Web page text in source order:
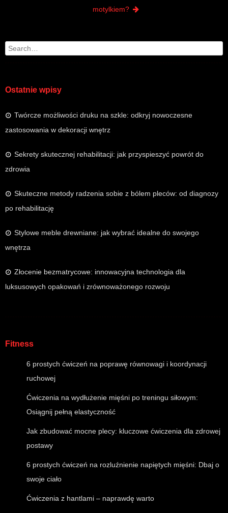
Search
Ostatnie wpisy
Twórcze możliwości druku na szkle: odkryj nowoczesne
zastosowania w dekoracji wnętrz
Sekrety skutecznej rehabilitacji: jak przyspieszyć powrót do
zdrowia
Skuteczne metody radzenia sobie z bólem pleców: od diagnozy
po rehabilitację
Stylowe meble drewniane: jak wybrać idealne do swojego
wnętrza
Złocenie bezmatrycowe: innowacyjna technologia dla
luksusowych opakowań i zrównoważonego rozwoju
Fitness
6 prostych ćwiczeń na poprawę równowagi i koordynacji
ruchowej
Ćwiczenia na wydłużenie mięśni po treningu siłowym:
Osiągnij pełną elastyczność
Jak zbudować mocne plecy: kluczowe ćwiczenia dla zdrowej
postawy
6 prostych ćwiczeń na rozluźnienie napiętych mięśni: Dbaj o
swoje ciało
Ćwiczenia z hantlami – naprawdę warto
motylkiem?